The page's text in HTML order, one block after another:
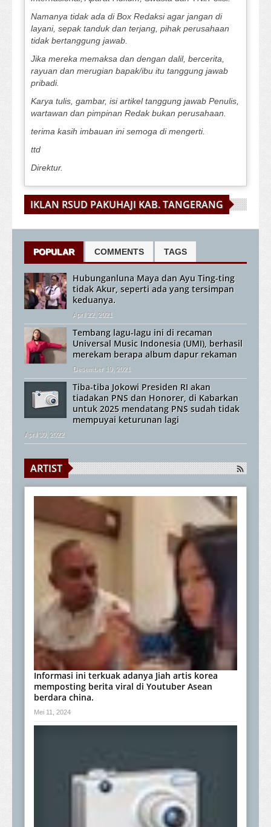
Namanya tidak ada di Box Redaksi agar jangan di
layani, sepak tanduk dan terjang, pihak perusahaan
tidak bertanggung jawab.
Jika mereka memaksa dan dengan dalil, bercerita,
rayuan dan merugian bapak/ibu itu tanggung jawab
pribadi.
Karya tulis, gambar, isi artikel tanggung jawab Penulis,
wartawan dan pimpinan Redak bukan perusahaan.
terima kasih imbauan ini semoga di mengerti.
ttd
Direktur.
IKLAN RSUD PAKUHAJI KAB. TANGERANG
POPULAR COMMENTS TAGS
Hubunganluna Maya dan Ayu Ting-ting
tidak Akur, seperti ada yang tersimpan
keduanya.
April 22, 2021
Tembang lagu-lagu ini di recaman
Universal Music Indonesia (UMI), berhasil
merekam berapa album dapur rekaman
Desember 19, 2021
Tiba-tiba Jokowi Presiden RI akan
tiadakan PNS dan Honorer, di Kabarkan
untuk 2025 mendatang PNS sudah tidak
mempuyai keturunan lagi
April 30, 2022
ARTIST
Informasi ini terkuak adanya Jiah artis korea
memposting berita viral di Youtuber Asean
berdara china.
Mei 11, 2024